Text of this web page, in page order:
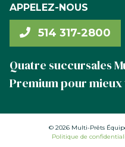
APPELEZ-NOUS
514 317-2800
Quatre succursales
Premium pour
© 2026 Multi-Prêts
Politique de